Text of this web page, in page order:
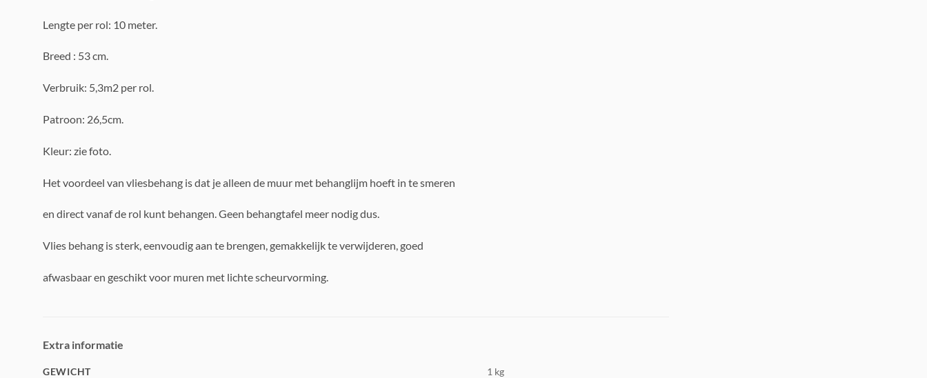
Lengte per rol: 10 meter.
Breed : 53 cm.
Verbruik: 5,3m2 per rol.
Patroon: 26,5cm.
Kleur: zie foto.
Het voordeel van vliesbehang is dat je alleen de muur met behanglijm hoeft in te smeren
en direct vanaf de rol kunt behangen. Geen behangtafel meer nodig dus.
Vlies behang is sterk, eenvoudig aan te brengen, gemakkelijk te verwijderen, goed
afwasbaar en geschikt voor muren met lichte scheurvorming.
Extra informatie
GEWICHT 1 kg